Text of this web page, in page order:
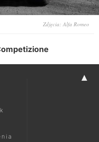
Zdjęcia: Alfa Romeo
▲